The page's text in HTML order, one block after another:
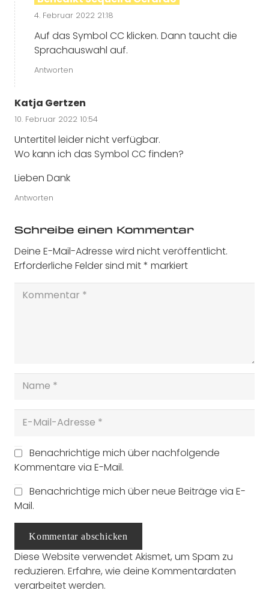
4. Februar 2022 21:18
Auf das Symbol CC klicken. Dann taucht die
Sprachauswahl auf.
Antworten
Katja Gertzen
10. Februar 2022 10:54
Untertitel leider nicht verfügbar.
Wo kann ich das Symbol CC finden?
Lieben Dank
Antworten
Schreibe einen Kommentar
Deine E-Mail-Adresse wird nicht veröffentlicht.
Erforderliche Felder sind mit* markiert
Benachrichtige mich über nachfolgende
Kommentare via E-Mail.
Benachrichtige mich über neue Beiträge via E-
Mail.
Kommentar abschicken
Diese Website verwendet Akismet, um Spam zu
reduzieren. Erfahre, wie deine Kommentardaten
verarbeitet werden.